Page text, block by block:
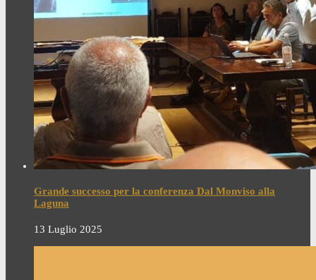
Grande successo per la conferenza Dal Monviso alla
Laguna
13 Luglio 2025